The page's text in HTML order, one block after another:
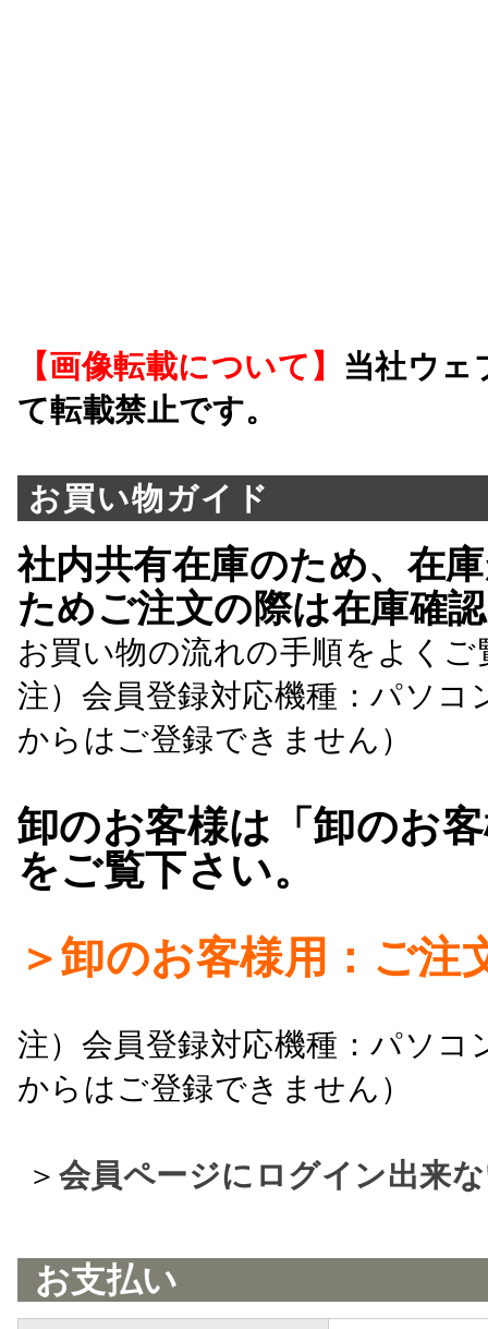
【画像転載について】 当社ウェ
て転載禁止です。
お買い物ガイド
社内共有在庫のため、在
ためご注文の際は在庫確
お買い物の流れの手順をよくご
注）会員登録対応機種：パソ
からはご登録できません）
卸のお客様は「卸のお
をご覧下さい。
＞卸のお客様用：ご注
注）会員登録対応機種：パソ
からはご登録できません）
＞ 会員ページにログイン出来
お支払い